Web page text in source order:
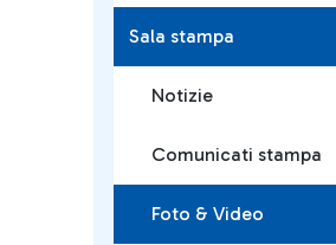
Sala stampa
Notizie
Comunicati stampa
Foto & Video